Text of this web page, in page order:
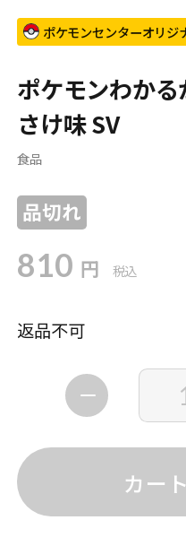
ポケモンセンターオリジ
ポケモンわか
さけ味 SV
食品
品切れ
810 円 税込
返品不可
カー